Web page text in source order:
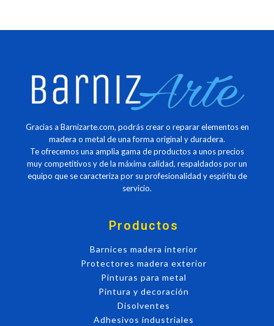
Gracias a Barnizarte.com, podrás crear o reparar elementos en
madera o metal de una forma original y duradera.
Te ofrecemos una amplia gama de productos a unos precios
muy competitivos y de la máxima calidad, respaldados por un
equipo que se caracteriza por su profesionalidad y espíritu de
servicio.
Productos
Barnices madera interior
Protectores madera exterior
Pinturas para metal
Pintura y decoración
Disolventes
Adhesivos industriales